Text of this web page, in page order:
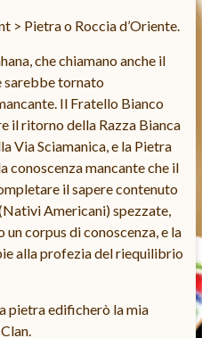
> Pietra o Roccia d’Oriente.
che chiamano anche il
sarebbe tornato
Il Fratello Bianco
il ritorno della Razza Bianca
Via Sciamanica, e la Pietra
conoscenza mancante che il
il sapere contenuto
Americani) spezzate,
corpus di conoscenza, e la
alla profezia del riequilibrio
pietra edificherò la mia